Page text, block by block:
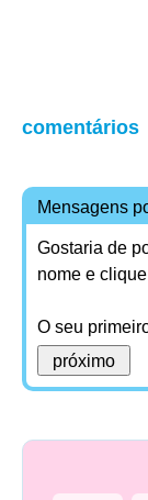
comentários
Mensagens
Gostaria de
nome e
O seu